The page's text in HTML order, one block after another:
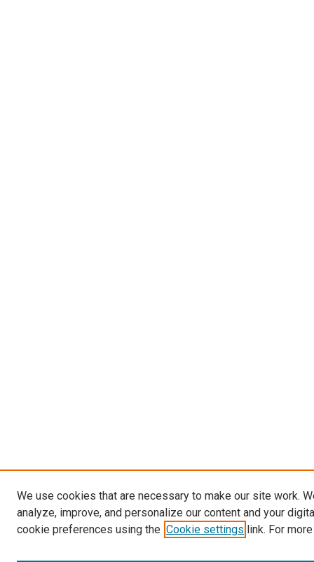
We use cookies that are necessary to make our site work.
analyze, improve, and personalize our content and your
cookie preferences using the Cookie settings link. For